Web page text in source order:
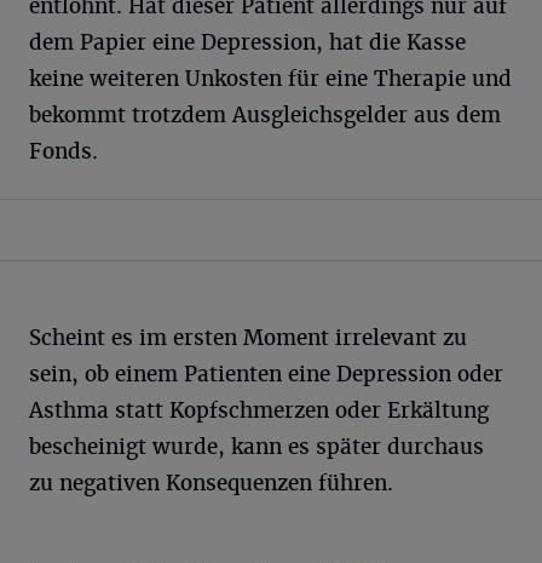
entlohnt. Hat dieser Patient allerdings nur auf
dem Papier eine Depression, hat die Kasse
keine weiteren Unkosten für eine Therapie und
bekommt trotzdem Ausgleichsgelder aus dem
Fonds.
Scheint es im ersten Moment irrelevant zu
sein, ob einem Patienten eine Depression oder
Asthma statt Kopfschmerzen oder Erkältung
bescheinigt wurde, kann es später durchaus
zu negativen Konsequenzen führen.